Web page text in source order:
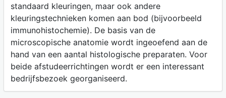
standaard kleuringen, maar ook andere
kleuringstechnieken komen aan bod (bijvoorbeeld
immunohistochemie). De basis van de
microscopische anatomie wordt ingeoefend aan de
hand van een aantal histologische preparaten. Voor
beide afstudeerrichtingen wordt er een interessant
bedrijfsbezoek georganiseerd.